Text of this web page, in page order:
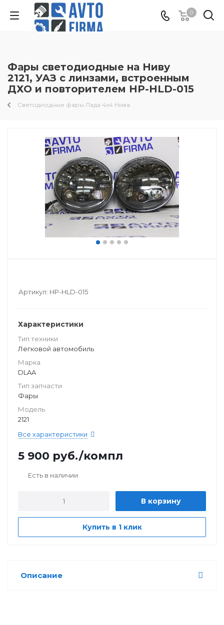
0
Фары светодиодные на Ниву
2121, УАЗ с линзами, встроенным
ДХО и повторителем HP-HLD-015
Светодиодные фары Лада 4x4 Нива
Артикул: HP-HLD-015
Характеристики
Тип техники
Легковой автомобиль
Марка
DLAA
Тип запчасти
Фары
Модель
2121
Все характеристики
5 900 руб./компл
Есть в наличии
В корзину
Купить в 1 клик
Описание